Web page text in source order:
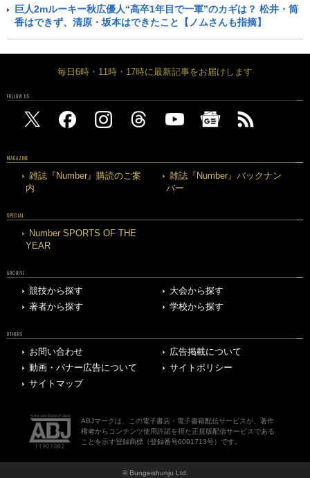
巨人2mルーキー秋広優人“高卒1年目で一軍”のカギは？ 松井・筒
香はできず、清原・坂本はできたこと【ノムさんも指摘】
毎日6時・11時・17時に最新記事をお届けします
FOLLOW US
MAGAZINE
雑誌『Number』購読のご案
内
雑誌『Number』バックナン
バー
SPECIAL
Number SPORTS OF THE
YEAR
ARCHIVE
競技から探す
大会から探す
著者から探す
学校から探す
OTHERS
お問い合わせ
広告掲載について
動画・バナー広告について
サイトポリシー
サイトマップ
ABJマークは、この電子書店・電子書籍配信サービスが、著作
権者からコンテンツ使用許諾を得た正規版配信サービスである
ことを示す登録商標（登録番号6091713号）です。
© Bungeishunju Ltd.